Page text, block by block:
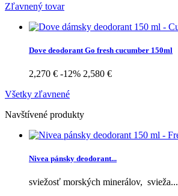
Zľavnený tovar
Dove deodorant Go fresh cucumber 150ml
2,270 € -12% 2,580 €
Všetky zľavnené
Navštívené produkty
Nivea pánsky deodorant...
sviežosť morských minerálov, svieža...